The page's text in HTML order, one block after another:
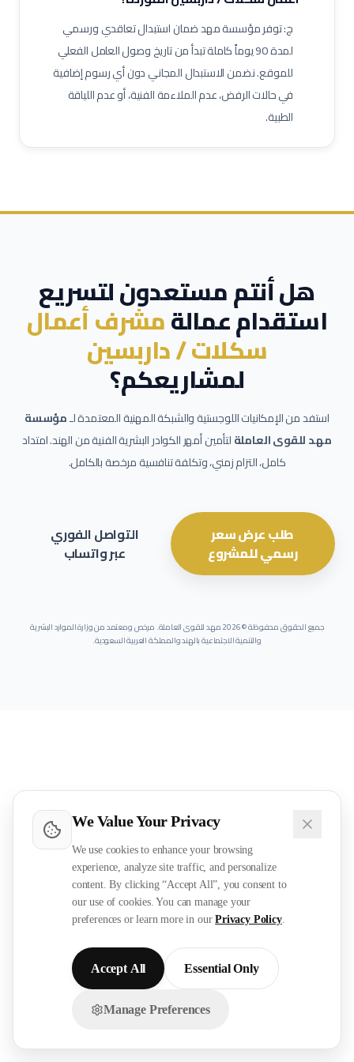
We Value Your Privacy
We use cookies to enhance your browsing
experience, analyze site traffic, and personalize
content. By clicking “Accept All”, you consent to
our use of cookies. You can manage your
preferences or learn more in our Privacy Policy.
Accept All Essential Only
Manage Preferences
ج: توفر مؤسسة مهد ضمان استبدال تعاقدي ورسمي
لمدة 90 يوماً كاملة تبدأ من تاريخ وصول العامل الفعلي
للموقع. نضمن الاستبدال المجاني دون أي رسوم إضافية
في حالات الرفض، عدم الملاءمة الفنية، أو عدم اللياقة
الطبية.
هل أنتم مستعدون لتسريع
استقدام عمالةمشرف أعمال
سكلات / داربسين
لمشاريعكم؟
استفد من الإمكانيات اللوجستية والشبكة المهنية المعتمدة لـمؤسسة
مهد للقوى العاملةلتأمين أمهر الكوادر البشرية الفنية من الهند. امتداد
كامل، التزام زمني، وتكلفة تنافسية مرخصة بالكامل.
طلب عرض سعر
رسمي للمشروع
التواصل الفوري
عبر واتساب
جميع الحقوق محفوظة ©2026مهد للقوى العاملة. مرخص ومعتمد من وزارة الموارد البشرية
والتنمية الاجتماعية بالهند والمملكة العربية السعودية.